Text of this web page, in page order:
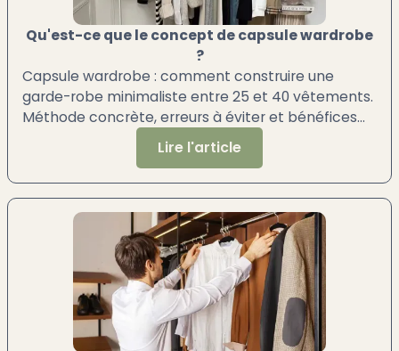
Qu'est-ce que le concept de capsule wardrobe
?
Capsule wardrobe : comment construire une
garde-robe minimaliste entre 25 et 40 vêtements.
Méthode concrète, erreurs à éviter et bénéfices
réels au quotidien.
Lire l'article